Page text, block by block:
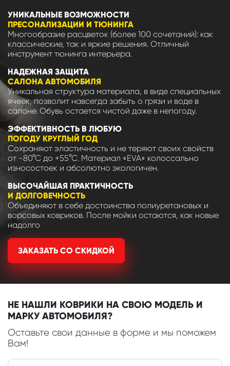
УНИКАЛЬНЫЕ ВОЗМОЖНОСТИ
ПРЕСОНАЛИЗАЦИИ И ТЮНИНГА
Многообразие расцветок (более 100 сочетаний): как
классические, так и яркие решения. Отличный
инструмент тюнинга интерьера.
НАДЕЖНАЯ ЗАЩИТА
САЛОНА АВТОМОБИЛЯ
Уникальная структура материала, в виде специальных
ячеек, позволит навсегда забыть о грязи и воде в
салоне. Обувь остается чистой даже в непогоду.
ЭФФЕКТИВНОСТЬ В ЛЮБУЮ
ПОГОДУ КРУГЛЫЙ ГОД
Сохраняют эластичность и не теряют своих свойств
от -80°С до +55°С. Материал «EVA» колоссально
износостоек и абсолютно экологичен.
ВЫСОЧАЙШАЯ ПРАКТИЧНОСТЬ
И ДОЛГОВЕЧНОСТЬ
Объединяют в себе достоинства полиуретановых и
ворсовых ковриков. После мойки остаются, как новые
надолго
ЗАКАЗАТЬ СО СКИДКОЙ
НЕ НАШЛИ КОВРИКИ НА СВОЮ МОДЕЛЬ И
МАРКУ АВТОМОБИЛЯ?
Оставьте свои данные в форме и мы поможем
Вам!